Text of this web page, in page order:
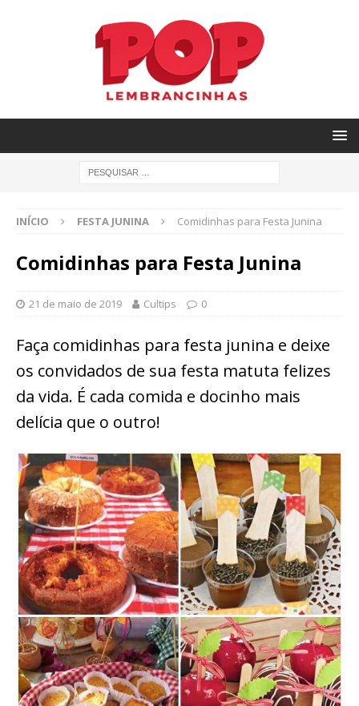
INÍCIO FESTA JUNINA Comidinhas para Festa Junina
Comidinhas para Festa Junina
21 de maio de 2019 Cultips 0
Faça comidinhas para festa junina e deixe
os convidados de sua festa matuta felizes
da vida. É cada comida e docinho mais
delícia que o outro!